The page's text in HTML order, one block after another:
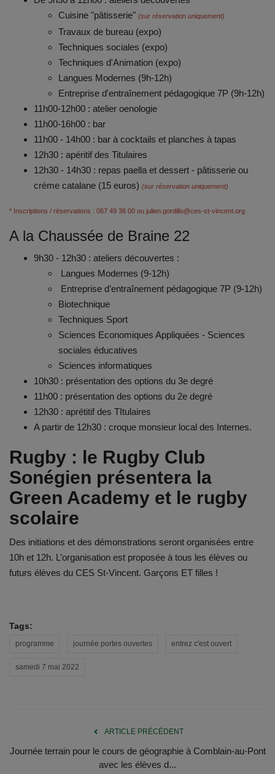
Cuisine "pâtisserie" (sur réservation uniquement)
Travaux de bureau (expo)
Techniques sociales (expo)
Techniques d'Animation (expo)
Langues Modernes (9h-12h)
Entreprise d'entraînement pédagogique 7P (9h-12h)
11h00-12h00 : atelier oenologie
11h00-16h00 : bar
11h00 - 14h00 : bar à cocktails et planches à tapas
12h30 : apéritif des Titulaires
12h30 - 14h30 : repas paella et dessert - pâtisserie ou
crème catalane (15 euros) (sur réservation uniquement)
* Inscriptions / réservations : 067 49 36 00 ou julien.gordillo@ces-st-vincent.org
A la Chaussée de Braine 22
9h30 - 12h30 : ateliers découvertes :
Langues Modernes (9-12h)
Entreprise d’entraînement pédagogique 7P (9-12h)
Biotechnique
Techniques Sport
Sciences Economiques Appliquées - Sciences
sociales éducatives
Sciences informatiques
10h30 : présentation des options du 3e degré
11h00 : présentation des options du 2e degré
12h30 : aprétitif des TItulaires
A partir de 12h30 : croque monsieur local des Internes.
Rugby : le Rugby Club
Sonégien présentera la
Green Academy et le rugby
sco laire
Des initiations et des démonstrations seront organisées entre
10h et 12h. L’organisation est proposée à tous les élèves ou
futurs élèves du CES St-Vincent. Garçons ET filles !
Tags:
programme journée portes ouvertes entrez c'est ouvert
samedi 7 mai 2022
ARTICLE PRÉCÉDENT
Journée terrain pour le cours de géographie à Comblain-au-Pont
avec les élèves d...